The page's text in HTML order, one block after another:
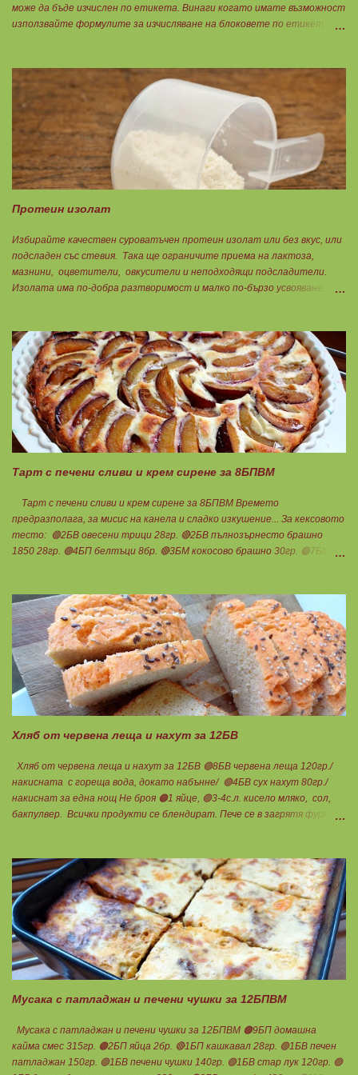
може да бъде изчислен по етикета. Винаги когато имате възможност
използвайте формулите за изчисляване на блоковете по етикет:
въглехидрати в 100 г = количеството въглехидрати за 1 блок.
Мазнини: 150 : количеството мазнини в 100 г продукт = мазнините за
1 блок.
Протеин изолат
Избирайте качествен суроватъчен протеин изолат или без вкус, или
подсладен със стевия. Така ще ограничите приема на лактоза,
мазнини, оцветители, овкусители и неподходящи подсладители.
Изолата има по-добра разтворимост и малко по-бързо усвояване.
филтрация при качествените продукти отстранява млечната захар
и по този начин се избягват проблемите със алергии, задържане на
вода, подуване на стомаха, диария или друг тип дискомфорт.
Тарт с печени сливи и крем сирене за 8БПВМ
Тарт с печени сливи и крем сирене за 8БПВМ Времето
предразполага, за мисис на канела и сладко изкушение... За кексовото
тесто: 🟢2БВ овесени трици 28гр. 🔴2БВ пълнозърнесто брашно
1850 28гр. 🟢4БП белтъци 8бр. 🔴3БМ кокосово брашно 30гр. 🟢7БМ
добре и се оставя на страна да набъбне. За чийз крема: 🟢3БП
обезмаслено крем сирене Кауфланд 200гр. + 1 равна с.л скир 🟠1БП
яйце 1бр. Ванилия Не подслаждам! За отгоре: 🟢4БВ сини сливи
360гр. Канела Мазнините са удвоени за белтъците и крем сиренето!
В голяма силиконова форма за тарт, разпределих така: 🥧1- ви слой
от кексово тесто 🥧2- ри слой чийз крем 🥧3- ти слой нарязани сини
сливи Канелата поръсих след изпичане, за да не е много натрапчива и
в голямо количество. Сладкиша изпекох в загрята фурна на 180
Хляб от червена леща и нахут за 12БВ
Хляб от червена леща и нахут за 12БВ 🟢8БВ червена леща 120гр./
накисната с гореща вода, докато набънне/ 🟢4БВ сух нахут 80гр./
накиснат за една нощ Не броя 🟠1 яйце, 🟢3-4с.л. кисело мляко, сол,
бакпулвер. Всички продукти се блендират. Пече се в загрятя фурна
Мусака с патладжан и печени чушки за 12БПВМ
Мусака с патладжан и печени чушки за 12БПВМ 🟠9БП домашна
кайма смес 315гр. 🟠2БП яйца 2бр. 🔴1БП кашкавал 28гр. 🟢1БВ печен
патладжан 150гр. 🟢1БВ печени чушки 140гр. 🟢1БВ стар лук 120гр. 🟢